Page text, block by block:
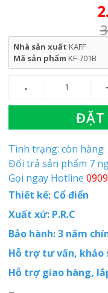
Nhà sản xuất KAFF
Mã sản phẩm KF-701B
ĐẶT
Tình trạng: còn hàng
Đổi trả sản phẩm 7
Gọi ngay Hotline
Thiết kế: Cổ điển
Xuất xứ: P.R.C
Bảo hành: 3 năm
Hỗ trợ tư vấn, khảo
Hỗ trợ giao hàng,